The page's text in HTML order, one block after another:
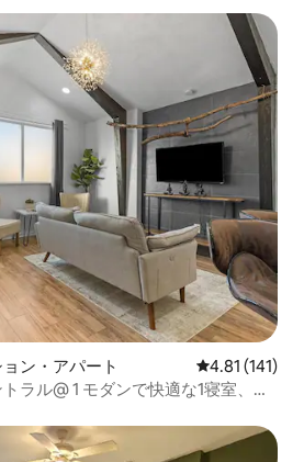
ン・アパート レビュー141
4.81 (141)
ラル@ 1 モダンで快適な1寝室、駐